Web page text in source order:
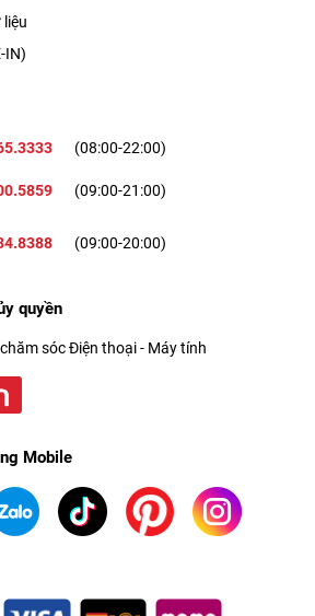
liệu
IN)
(08:00-22:00)
(09:00-21:00)
(09:00-20:00)
quyền
sóc Điện thoại - Máy tính
Mobile